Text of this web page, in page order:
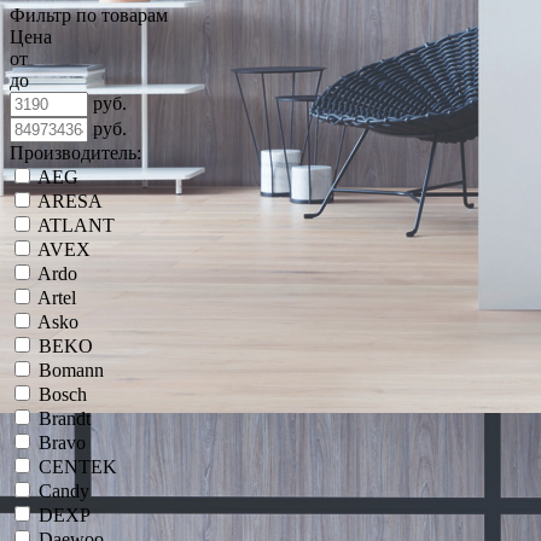
Фильтр по товарам
Цена
от
до
руб.
руб.
Производитель:
AEG
ARESA
ATLANT
AVEX
Ardo
Artel
Asko
BEKO
Bomann
Bosch
Brandt
Bravo
CENTEK
Candy
DEXP